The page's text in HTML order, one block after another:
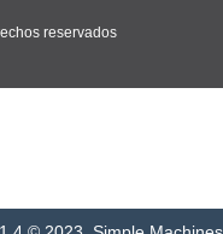
reservados